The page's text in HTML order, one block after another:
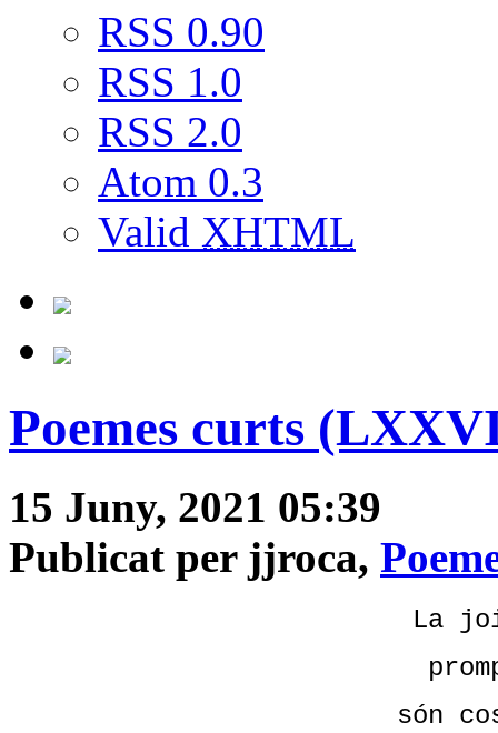
RSS 0.90
RSS 1.0
RSS 2.0
Atom 0.3
Valid XHTML
Poemes curts
15 Juny, 2021 05:39
Publicat per jjroca,
La
són